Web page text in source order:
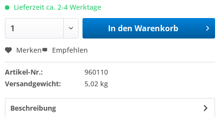
Lieferzeit ca. 2-4 Werktage
In den Warenkorb
Merken Empfehlen
Artikel-Nr.:
960110
Versandgewicht:
5,02 kg
Beschreibung